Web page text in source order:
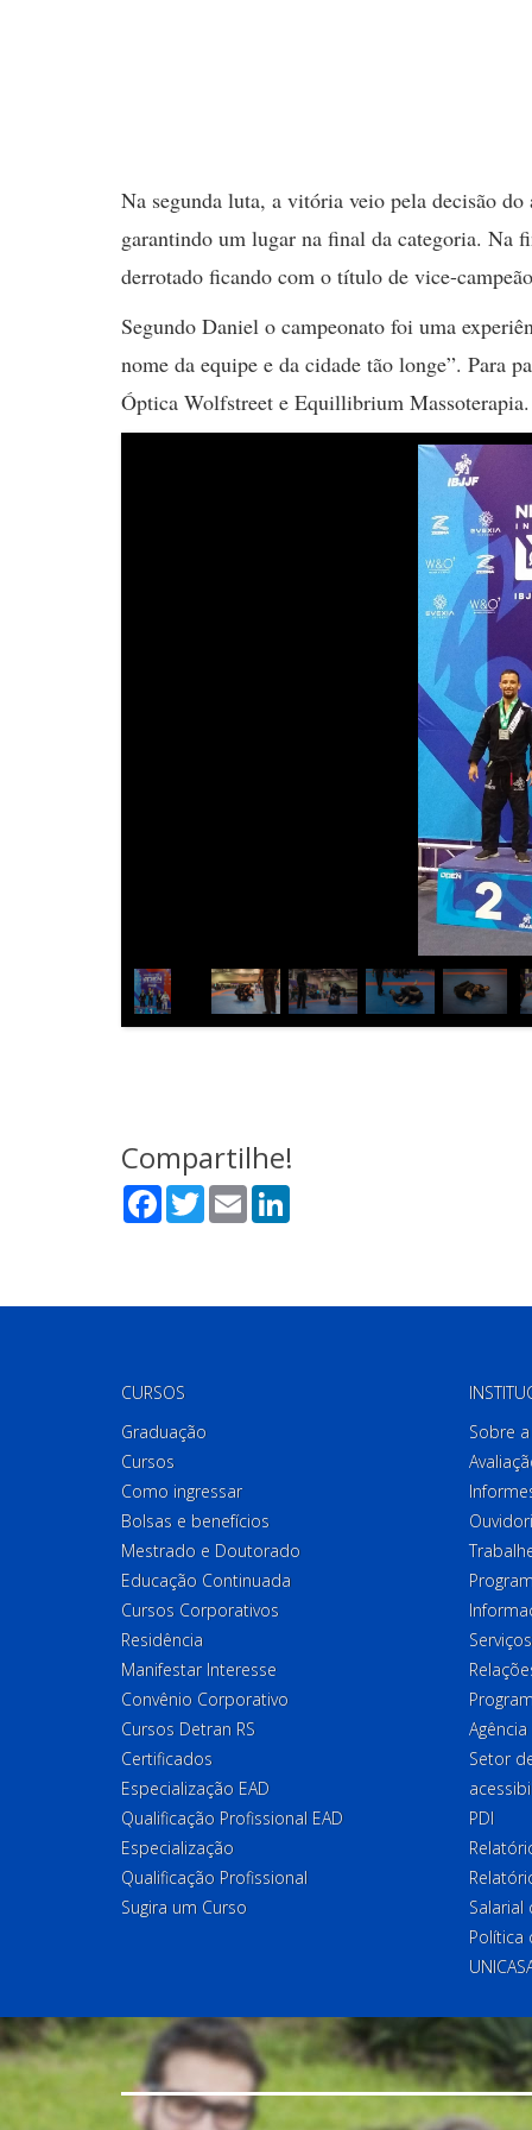
Na segunda luta, a vitória veio pela decisão
garantindo um lugar na final da categoria. Na
derrotado ficando com o título de vice-
Segundo Daniel o campeonato foi uma
nome da equipe e da cidade tão longe”. Para
Óptica Wolfstreet e Equillibrium Massoterapia.
Compartilhe!
Facebook
TwitterEmail
CURSOS
Graduação
Cursos
Como ingressar
Bolsas e benefícios
Mestrado e Doutorado
Educação Continuada
Cursos Corporativos
Residência
Manifestar Interesse
Convênio Corporativo
Cursos Detran RS
Certificados
Especialização EAD
Qualificação Profissional EAD
Especialização
Qualificação Profissional
Sugira um Curso
Sobre
Setor
PDI
Salarial
Política